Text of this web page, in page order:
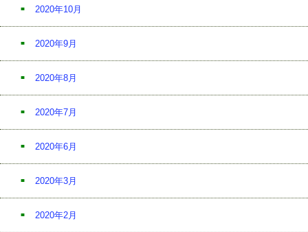
2020年10月
2020年9月
2020年8月
2020年7月
2020年6月
2020年3月
2020年2月